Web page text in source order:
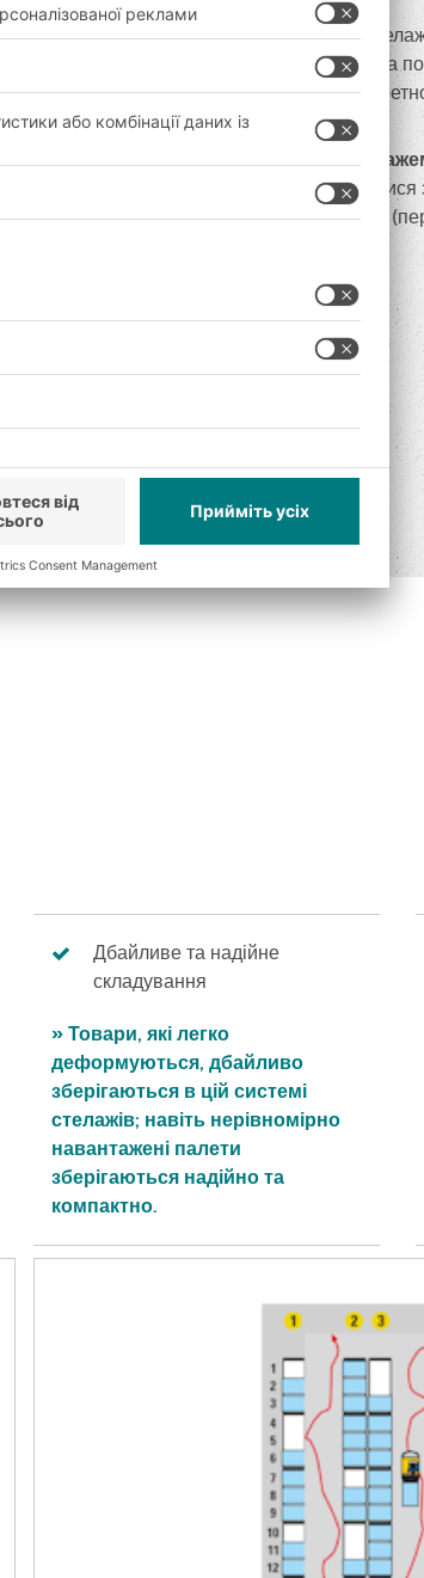
пристрою, який заїжджає у прохід між
— першим вийшов) палета, що була
мати безпосередній доступ до
гравітаційним
стелажів може
виймається. За принципом FIFO
Дбайливе та надійне
складування
» Товари, які легко
деформуються, дбайливо
зберігаються в цій системі
стелажів; навіть нерівномірно
навантажені палети
зберігаються надійно та
компактно.